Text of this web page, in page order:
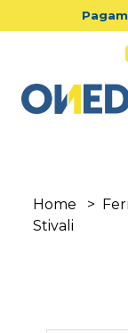
Salta al contenuto
Home >
Stivali